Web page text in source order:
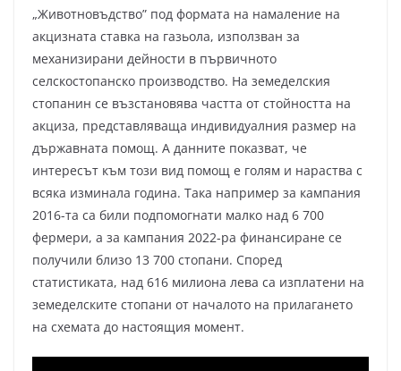
„Животновъдство” под формата на намаление на
акцизната ставка на газьола, използван за
механизирани дейности в първичното
селскостопанско производство. На земеделския
стопанин се възстановява частта от стойността на
акциза, представляваща индивидуалния размер на
държавната помощ. А данните показват, че
интересът към този вид помощ е голям и нараства с
всяка изминала година. Така например за кампания
2016-та са били подпомогнати малко над 6 700
фермери, а за кампания 2022-ра финансиране се
получили близо 13 700 стопани. Според
статистиката, над 616 милиона лева са изплатени на
земеделските стопани от началото на прилагането
на схемата до настоящия момент.